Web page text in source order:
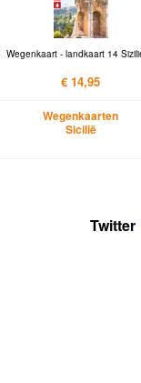
Wegenkaart - landkaart 14
€ 14,95
Wegenkaarten
Sicilië
Twitter